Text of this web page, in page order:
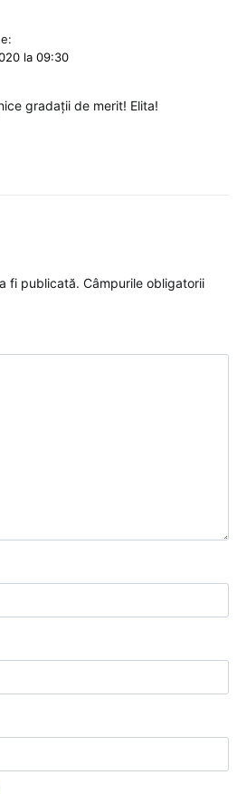
la 09:30
gradații de merit! Elita!
fi publicată. Câmpurile obligatorii